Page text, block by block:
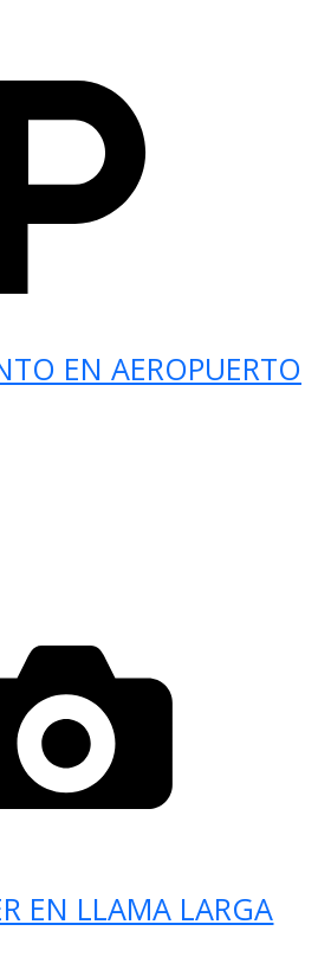
EN AEROPUERTO
EN LLAMA LARGA